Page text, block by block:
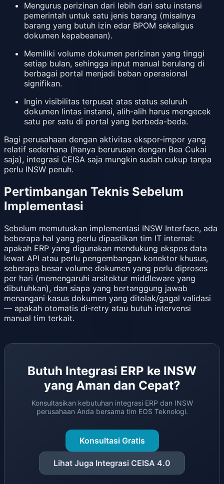
Mengurus perizinan dari lebih dari satu instansi
pemerintah untuk satu jenis barang (misalnya
barang yang butuh izin edar BPOM sekaligus
dokumen kepabeanan).
Memiliki volume dokumen perizinan yang tinggi
setiap bulan, sehingga input manual berulang di
berbagai portal menjadi beban operasional
signifikan.
Ingin visibilitas terpusat atas status seluruh
dokumen lintas instansi, alih-alih harus mengecek
satu per satu di portal yang berbeda-beda.
Bagi perusahaan dengan aktivitas ekspor-impor yang
relatif sederhana (hanya berurusan dengan Bea Cukai
saja), integrasi CEISA saja mungkin sudah cukup tanpa
perlu INSW penuh.
Pertimbangan Teknis Sebelum
Implementasi
Sebelum memutuskan implementasi INSW Interface, ada
beberapa hal yang perlu dipastikan tim IT internal:
apakah ERP yang digunakan mendukung ekspos data
lewat API atau perlu pengembangan konektor khusus,
seberapa besar volume dokumen yang perlu diproses
per hari (memengaruhi arsitektur middleware yang
dibutuhkan), dan siapa yang bertanggung jawab
menangani kasus dokumen yang ditolak/gagal validasi
— apakah otomatis di-retry atau butuh intervensi
manual tim terkait.
Butuh Integrasi ERP ke INSW
yang Aman dan Cepat?
Konsultasikan kebutuhan integrasi ERP dan INSW
perusahaan Anda bersama tim EOS Teknologi.
Konsultasi Gratis
Lihat Juga Integrasi CEISA 4.0